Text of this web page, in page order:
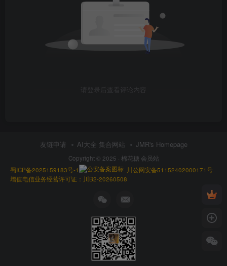
请登录后查看评论内容
友链申请 AI大全 集合网站 JMR's Homepage
Copyright © 2025 · 棉花糖 会员站
蜀ICP备2025159183号-1
川公网安备51152402000171号
增值电信业务经营许可证：川B2-20260508